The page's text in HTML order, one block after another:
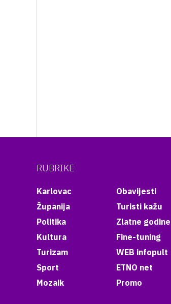
RUBRIKE
Karlovac
Županija
Politika
Kultura
Turizam
Sport
Mozaik
Obavijesti
Turisti kažu
Zlatne godine
Fine-tuning
WEB infopult
ETNO net
Promo